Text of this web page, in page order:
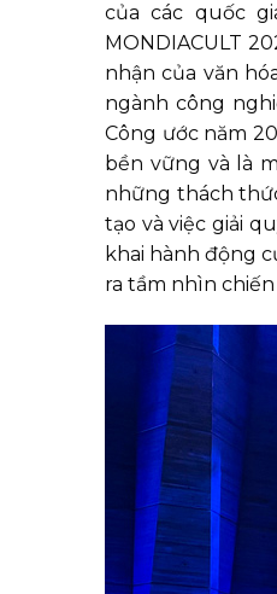
của các quốc
MONDIACULT
nhận của văn
ngành công
Công ước năm
bền vững và là
những thách
tạo và việc giải
khai hành động
ra tầm nhìn